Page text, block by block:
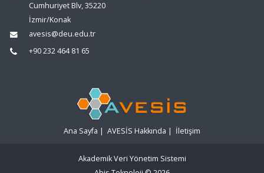
Cumhuriyet Blv, 35220
İzmir/Konak
avesis@deu.edu.tr
+90 232 464 81 65
Ana Sayfa | AVESİS Hakkında | İletişim
Akademik Veri Yönetim Sistemi